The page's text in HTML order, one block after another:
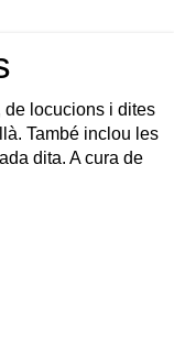
de locucions i dites
També inclou les
dita. A cura de